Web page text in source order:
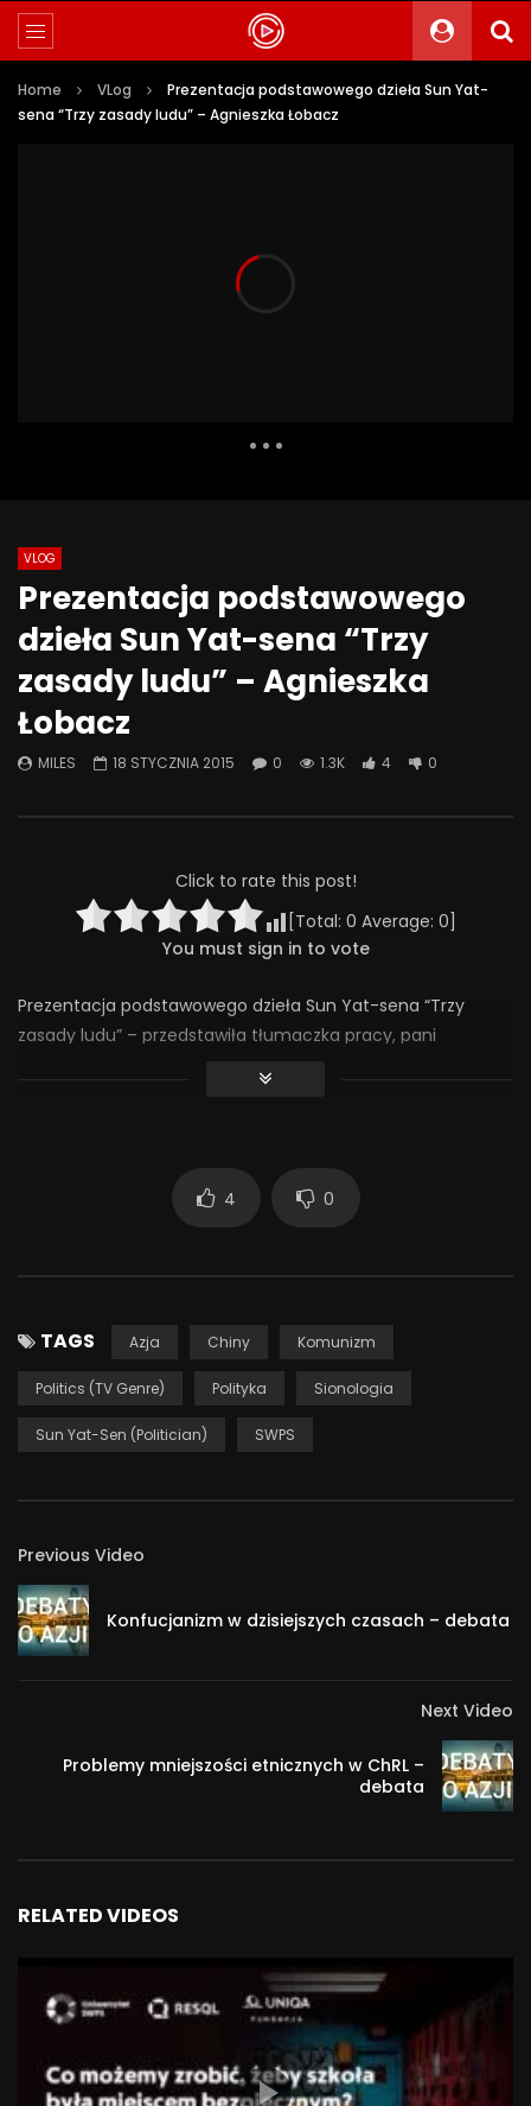
Home VLog
Prezentacja podstawowego dzieła Sun Yat-
sena “Trzy zasady ludu” – Agnieszka Łobacz
Co możemy zrobić, żeby szkoła
była miejscem bezpiecznym –
rozmowa o przemocy rówieśniczej
4 CZERWCA 2025
0
314
Problemowe
seksualne u dzieci i
techniki terapii
9 MAJA 2025
VLOG
Prezentacja podstawowego
dzieła Sun Yat-sena “Trzy
zasady ludu” – Agnieszka
Łobacz
MILES 18 STYCZNIA 2015 0 1.3K 4 0
Click to rate this post!
[Total: 0 Average: 0]
You must sign in to vote
Prezentacja podstawowego dzieła Sun Yat-sena “Trzy
zasady ludu” – przedstawiła tłumaczka pracy, pani
(b. ambasador w Chinach, wykładowca SWPS)
SWPS
4 0
TAGS Azja Chiny Komunizm
Politics (TV Genre) Polityka Sionologia
Sun Yat-Sen (Politician) SWPS
Previous Video
Konfucjanizm w dzisiejszych czasach – debata
Next Video
Problemy mniejszości etnicznych w ChRL –
debata
RELATED VIDEOS